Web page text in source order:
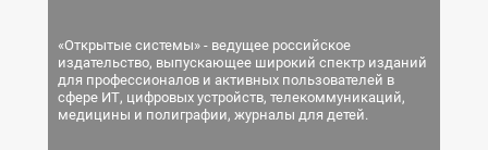
«Открытые системы» - ведущее российское
издательство, выпускающее широкий спектр изданий
для профессионалов и активных пользователей в
сфере ИТ, цифровых устройств, телекоммуникаций,
медицины и полиграфии, журналы для детей.